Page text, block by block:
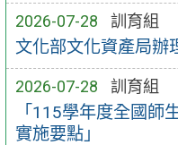
2026-07-28 訓育組
文化部文化資產局辦
2026-07-28 訓育組
「115學年度全國師
實施要點」